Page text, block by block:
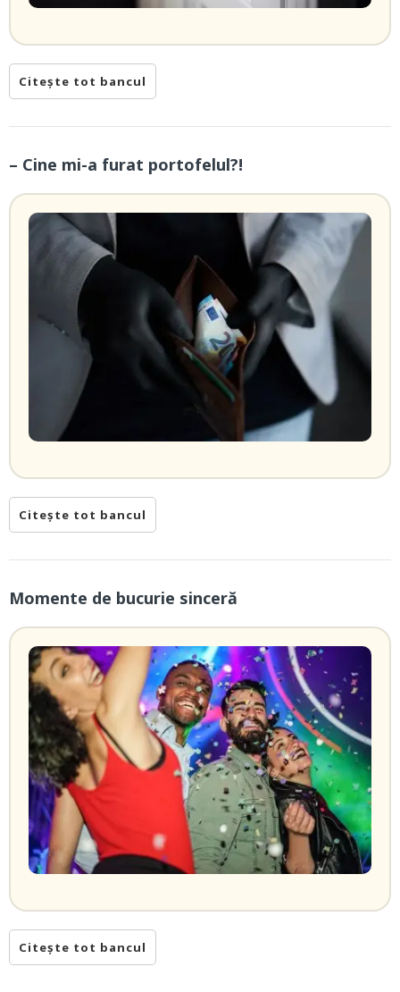
Citește tot bancul
– Cine mi-a furat portofelul?!
Citește tot bancul
Momente de bucurie sinceră
Citește tot bancul